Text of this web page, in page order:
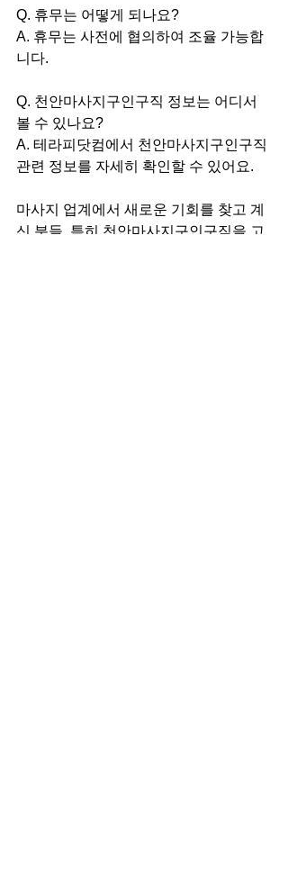
Q. 휴무는 어떻게 되나요?
A. 휴무는 사전에 협의하여 조율 가능합
니다.
Q. 천안마사지구인구직 정보는 어디서
볼 수 있나요?
A. 테라피닷컴에서 천안마사지구인구직
관련 정보를 자세히 확인할 수 있어요.
마사지 업계에서 새로운 기회를 찾고 계
신 분들, 특히 천안마사지구인구직을 고